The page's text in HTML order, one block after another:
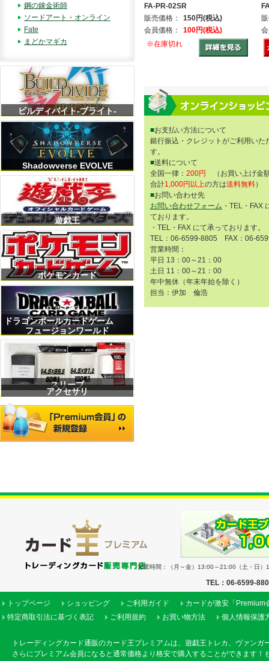
FA-PR-02SR
販売価格：
150円(税込)
会員価格：
100円(税込)
※在庫切れ
■お支払い方法について
銀行振込・クレジットがご利用いた
す。
■送料について
全国一律： 200円
（お買い上げ金
合計1,000円以上の方は送料無料）
■お問い合わせ先
お問い合わせフォーム ・TEL・FAX
ております。
・TEL・FAX にて承っております。
TEL：06-6599-8805 FAX：06-
営業時間：
平日 13：00～21：00
土日 11：00～21：00
年中無休（年末年始を除く）
担当：伊加 倫浩
鋼の錬金術師
ソードアート・オンライン
Fate
まどかマギカ
ビルディバイト-ブライト-
Shadowverse EVOLVE
遊戯王
ポケモンカード
ドラゴンボールカードゲーム
フュージョンワールド
スリーブ
アクセサリ
営業時間：（月～金）13:00～21:00（土・日
TEL：06-6599-
トップページ ショッピング ご利用ガイド
カードが激安「Premium
特定商取引法に基づく表記
ご利用規約 お買い物方法 個人情報保護
トレーディングカード通販のカード王プレミアムは、遊戯王トレカ、ヴァン
さらにプレミアム会員になると通常価格より格安で購入することができます